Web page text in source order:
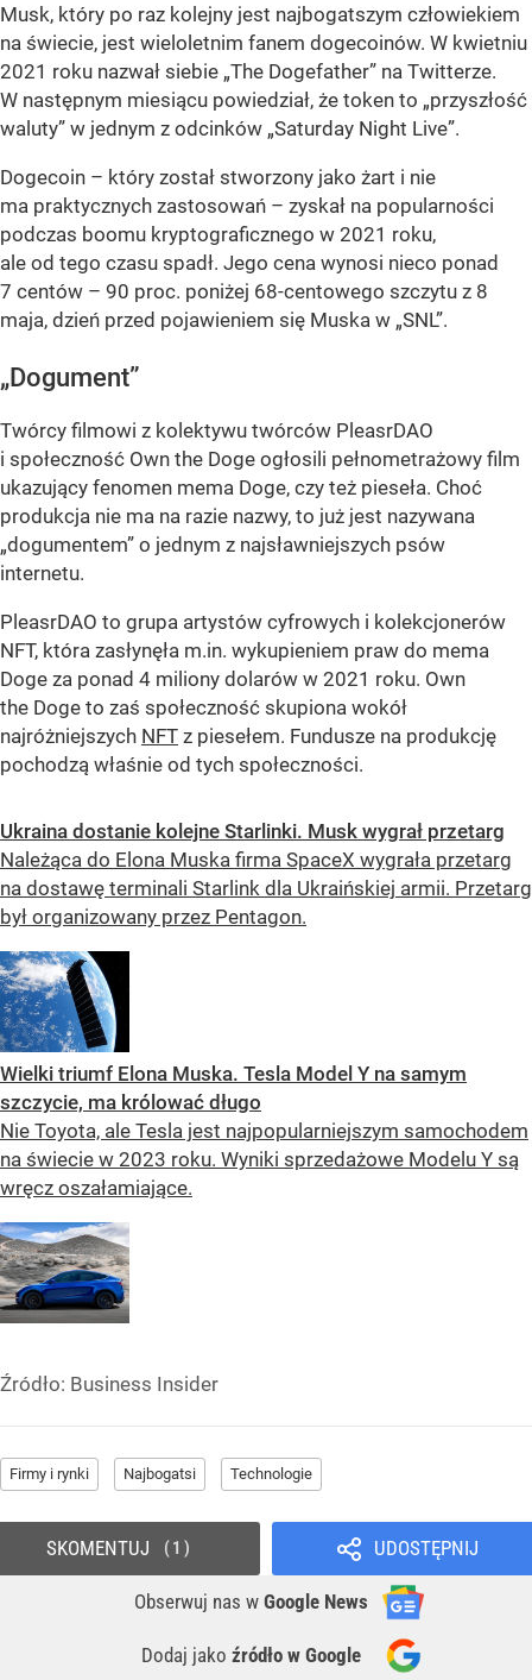
Musk, który po raz kolejny jest najbogatszym człowiekiem
na świecie, jest wieloletnim fanem dogecoinów. W kwietniu
2021 roku nazwał siebie „The Dogefather” na Twitterze.
W następnym miesiącu powiedział, że token to „przyszłość
waluty” w jednym z odcinków „Saturday Night Live”.
Dogecoin – który został stworzony jako żart i nie
ma praktycznych zastosowań – zyskał na popularności
podczas boomu kryptograficznego w 2021 roku,
ale od tego czasu spadł. Jego cena wynosi nieco ponad
7 centów – 90 proc. poniżej 68-centowego szczytu z 8
maja, dzień przed pojawieniem się Muska w „SNL”.
„Dogument”
Twórcy filmowi z kolektywu twórców PleasrDAO
i społeczność Own the Doge ogłosili pełnometrażowy film
ukazujący fenomen mema Doge, czy też pieseła. Choć
produkcja nie ma na razie nazwy, to już jest nazywana
„dogumentem” o jednym z najsławniejszych psów
internetu.
PleasrDAO to grupa artystów cyfrowych i kolekcjonerów
NFT, która zasłynęła m.in. wykupieniem praw do mema
Doge za ponad 4 miliony dolarów w 2021 roku. Own
the Doge to zaś społeczność skupiona wokół
najróżniejszych NFT z piesełem. Fundusze na produkcję
pochodzą właśnie od tych społeczności.
Ukraina dostanie kolejne Starlinki. Musk wygrał przetarg
Należąca do Elona Muska firma SpaceX wygrała przetarg
na dostawę terminali Starlink dla Ukraińskiej armii. Przetarg
był organizowany przez Pentagon.
Wielki triumf Elona Muska. Tesla Model Y na samym
szczycie, ma królować długo
Nie Toyota, ale Tesla jest najpopularniejszym samochodem
na świecie w 2023 roku. Wyniki sprzedażowe Modelu Y są
wręcz oszałamiające.
Źródło: Business Insider
Firmy i rynki Najbogatsi Technologie
UDOSTĘPNIJ
Obserwuj nas w Google News
Dodaj jako źródło w Google
SKOMENTUJ 1